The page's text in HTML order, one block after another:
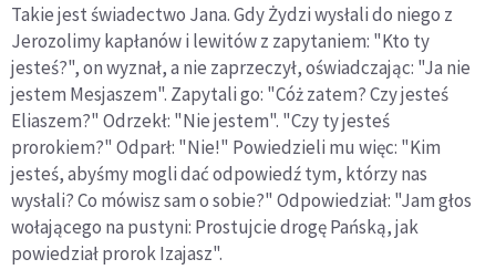
Takie jest świadectwo Jana. Gdy Żydzi wysłali do niego z
Jerozolimy kapłanów i lewitów z zapytaniem: "Kto ty
jesteś?", on wyznał, a nie zaprzeczył, oświadczając: "Ja nie
jestem Mesjaszem". Zapytali go: "Cóż zatem? Czy jesteś
Eliaszem?" Odrzekł: "Nie jestem". "Czy ty jesteś
prorokiem?" Odparł: "Nie!" Powiedzieli mu więc: "Kim
jesteś, abyśmy mogli dać odpowiedź tym, którzy nas
wysłali? Co mówisz sam o sobie?" Odpowiedział: "Jam głos
wołającego na pustyni: Prostujcie drogę Pańską, jak
powiedział prorok Izajasz".